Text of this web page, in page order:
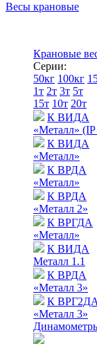
Весы крановые
Крановые
Серии:
50кг 100кг
1т 2т 3т 5т
15т 10т 20т
К ВИДА
«Металл» (IP
К ВИДА
«Металл»
К ВРДА
«Металл»
К ВРДА
«Металл 2»
К ВРГДА
«Металл»
К ВИДА
Металл 1.1
К ВРДА
«Металл 3»
К ВРГ2ДА
«Металл 3»